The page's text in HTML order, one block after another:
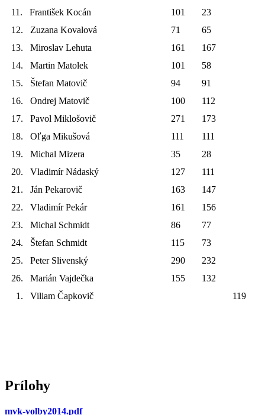
11. František Kocán
101
23
12. Zuzana Kovalová
71
65
13. Miroslav Lehuta
161
167
14. Martin Matolek
101
58
15. Štefan Matovič
94
91
16. Ondrej Matovič
100
112
17. Pavol Miklošovič
271
173
18. Oľga Mikušová
111
111
19. Michal Mizera
35
28
20. Vladimír Nádaský
127
111
21. Ján Pekarovič
163
147
22. Vladimír Pekár
161
156
23. Michal Schmidt
86
77
24. Štefan Schmidt
115
73
25. Peter Slivenský
290
232
26. Marián Vajdečka
155
132
1. Viliam Čapkovič
119
Prílohy
mvk-volby2014.pdf